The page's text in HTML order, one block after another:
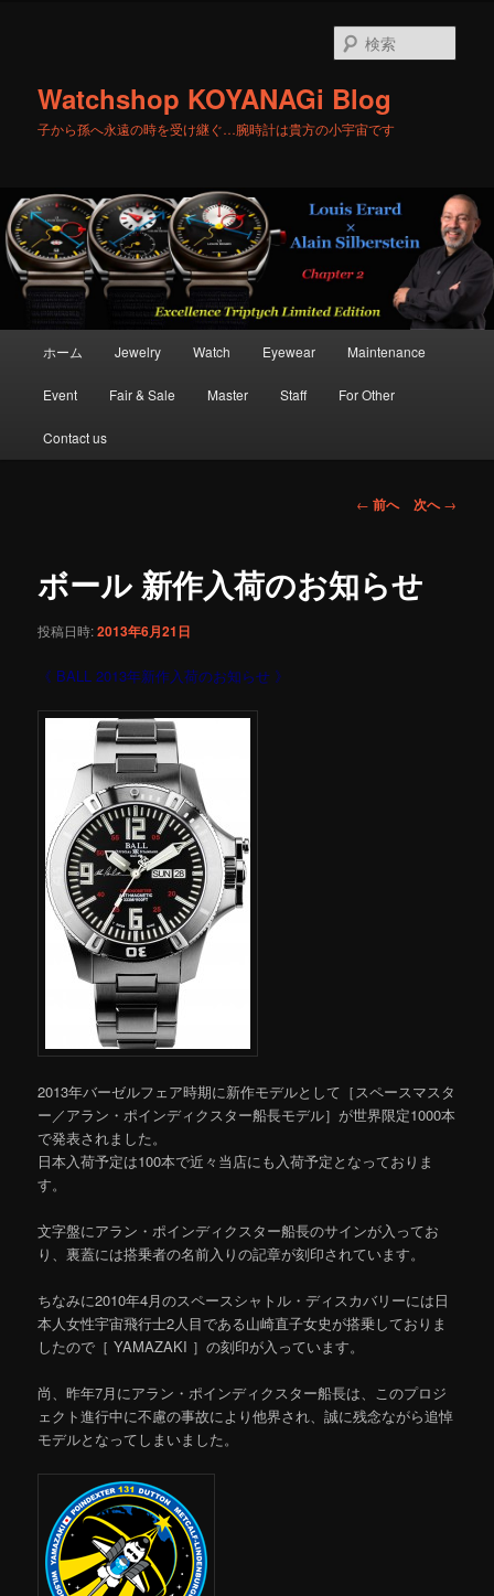
移
動
Watchshop KOYANAGi Blog
子から孫へ永遠の時を受け継ぐ…腕時計は貴方の小宇宙です
索
ュ
ホーム Jewelry Watch Eyewear Maintenance
Event Fair & Sale Master Staff For Other
Contact us
投
ビ
ゲ
← 前へ 次へ→
ボール 新作入荷のお知らせ
投稿日時:2013年6月21日
《 BALL 2013年新作入荷のお知らせ 》
2013年バーゼルフェア時期に新作モデルとして［スペースマスタ
ー／アラン・ポインディクスター船長モデル］が世界限定1000本
で発表されました。
日本入荷予定は100本で近々当店にも入荷予定となっておりま
す。
文字盤にアラン・ポインディクスター船長のサインが入ってお
り、裏蓋には搭乗者の名前入りの記章が刻印されています。
ちなみに2010年4月のスペースシャトル・ディスカバリーには日
本人女性宇宙飛行士2人目である山崎直子女史が搭乗しておりま
したので［ YAMAZAKI ］の刻印が入っています。
尚、昨年7月にアラン・ポインディクスター船長は、このプロジ
ェクト進行中に不慮の事故により他界され、誠に残念ながら追悼
モデルとなってしまいました。